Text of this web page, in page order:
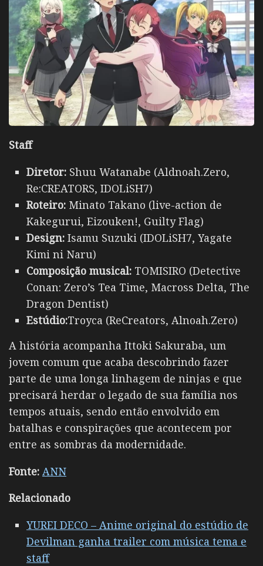
Staff
Diretor: Shuu Watanabe (Aldnoah.Zero,
Re:CREATORS, IDOLiSH7)
Roteiro: Minato Takano (live-action de
Kakegurui, Eizouken!, Guilty Flag)
Design: Isamu Suzuki (IDOLiSH7, Yagate
Kimi ni Naru)
Composição musical: TOMISIRO (Detective
Conan: Zero’s Tea Time, Macross Delta, The
Dragon Dentist)
Estúdio:Troyca (ReCreators, Alnoah.Zero)
A história acompanha Ittoki Sakuraba, um
jovem comum que acaba descobrindo fazer
parte de uma longa linhagem de ninjas e que
precisará herdar o legado de sua família nos
tempos atuais, sendo então envolvido em
batalhas e conspirações que acontecem por
entre as sombras da modernidade.
Fonte: ANN
Relacionado
YUREI DECO – Anime original do estúdio de
Devilman ganha trailer com música tema e
staff